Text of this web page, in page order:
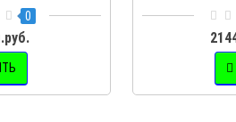
0
ящиками. Ко..